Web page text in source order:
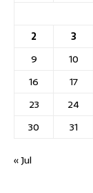
2
3
9
10
16
17
23
24
30
31
« Jul